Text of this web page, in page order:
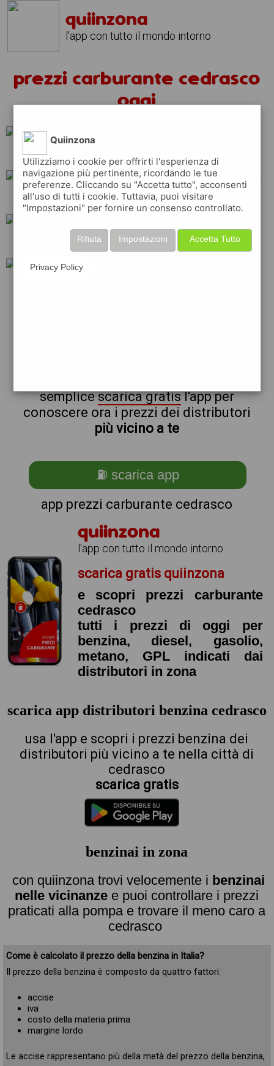
quiinzona
l'app con tutto il mondo intorno
prezzi carburante cedrasco
oggi
ip
total eni repsol
tamoil
semplicescarica gratisl'app per
conoscere ora i prezzi dei distributori
più vicino a te
⛽ scarica app
app prezzi carburante cedrasco
quiinzona
l'app con tutto il mondo intorno
scarica gratis quiinzona
e scopri prezzi carburante
cedrasco
tutti i prezzi di oggi per
benzina, diesel, gasolio,
metano, GPL indicati dai
distributori in zona
scarica app distributori benzina cedrasco
usa l'app e scopri i prezzi benzina dei
distributori più vicino a te nella città di
cedrasco
scarica gratis
benzinai in zona
con quiinzona trovi velocemente i benzinai
nelle vicinanze e puoi controllare i prezzi
praticati alla pompa e trovare il meno caro a
cedrasco
Come è calcolato il prezzo della benzina in Italia?
Il prezzo della benzina è composto da quattro fattori:
accise
iva
costo della materia prima
margine lordo
Le accise rappresentano più della metà del prezzo della benzina,
Quiinzona
Utilizziamo i cookie per offrirti l'esperienza di
navigazione più pertinente, ricordando le tue
preferenze. Cliccando su "Accetta tutto", acconsenti
all'uso di tutti i cookie. Tuttavia, puoi visitare
"Impostazioni" per fornire un consenso controllato.
Accetta Tutto
Impostazioni
Rifiuta
Privacy Policy